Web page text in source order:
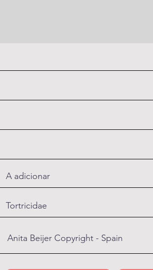
A adicionar
Tortricidae
Anita Beijer Copyright - Spain